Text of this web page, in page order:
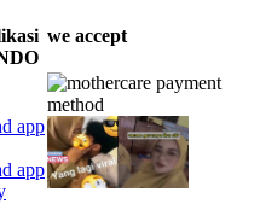
we accept